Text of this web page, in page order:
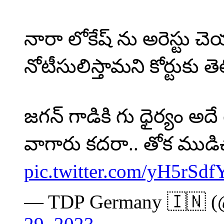
నారా లోకేష్ ను అరెస్టు
నోటీసులిస్తామని కోర్టుకు
జగన్ గాడికి గు ధైర్యం అదే
వాగారు కదరా.. తోక
pic.twitter.com/
— TDP Germany 🇮🇳